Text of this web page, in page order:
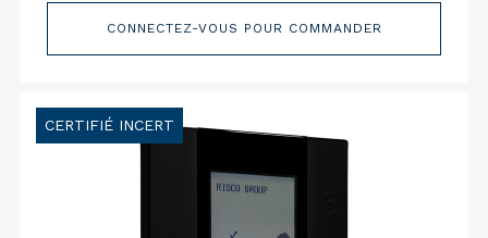
CONNECTEZ-VOUS POUR COMMANDER
CERTIFIÉ INCERT